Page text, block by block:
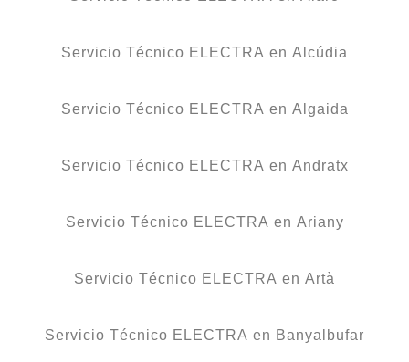
Servicio Técnico ELECTRA en Alcúdia
Servicio Técnico ELECTRA en Algaida
Servicio Técnico ELECTRA en Andratx
Servicio Técnico ELECTRA en Ariany
Servicio Técnico ELECTRA en Artà
Servicio Técnico ELECTRA en Banyalbufar